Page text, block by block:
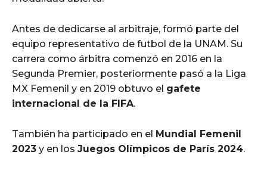
Antes de dedicarse al arbitraje, formó parte del
equipo representativo de futbol de la UNAM. Su
carrera como árbitra comenzó en 2016 en la
Segunda Premier, posteriormente pasó a la Liga
MX Femenil y en 2019 obtuvo el gafete
internacional de la FIFA.
También ha participado en el Mundial Femenil
2023 y en los Juegos Olímpicos de París 2024.